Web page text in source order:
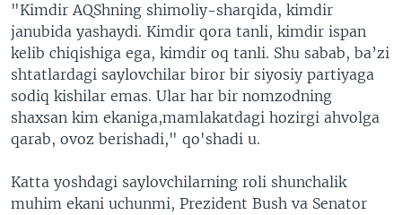
"Kimdir AQShning shimoliy-sharqida, kimdir
janubida yashaydi. Kimdir qora tanli, kimdir ispan
kelib chiqishiga ega, kimdir oq tanli. Shu sabab, ba’zi
shtatlardagi saylovchilar biror bir siyosiy partiyaga
sodiq kishilar emas. Ular har bir nomzodning
shaxsan kim ekaniga,mamlakatdagi hozirgi ahvolga
qarab, ovoz berishadi," qo'shadi u.
Katta yoshdagi saylovchilarning roli shunchalik
muhim ekani uchunmi, Prezident Bush va Senator